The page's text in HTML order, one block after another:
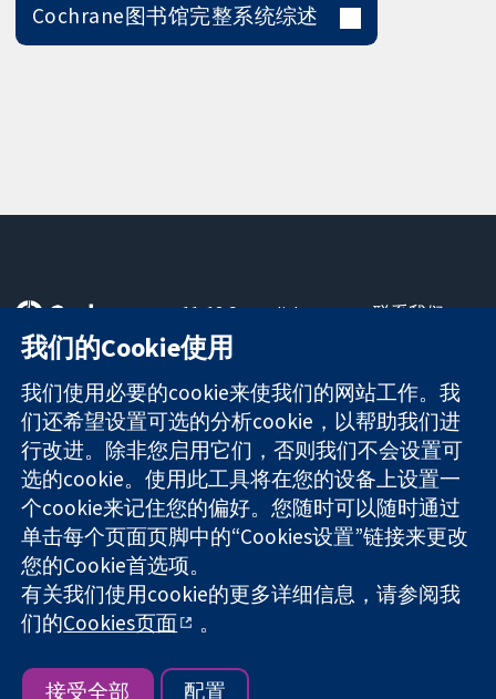
Cochrane图书馆完整系统综述
可信任的证据
知情决定
更完善的医疗健
康
11-13 Cavendish
Square
London
W1G 0AN
United Kingdom
联系我们
关于我们
工作机会
Cochrane
Library
The Cochrane Collaboration is a charity (no. 1045921) and a
company limited by guarantee (no. 03044323) registered in
England & Wales. VAT registration number GB 718 2127 49.
版权所有：© 2026 Cochrane协作网
网站条款与条件| 免责声明|隐私权
我们的Cookie使用
我们使用必要的cookie来使我们的网站工作。我
们还希望设置可选的分析cookie，以帮助我们进
行改进。除非您启用它们，否则我们不会设置可
选的cookie。使用此工具将在您的设备上设置一
个cookie来记住您的偏好。您随时可以随时通过
单击每个页面页脚中的“Cookies设置”链接来更改
您的Cookie首选项。
有关我们使用cookie的更多详细信息，请参阅我
们的Cookies页面 。
接受全部 配置